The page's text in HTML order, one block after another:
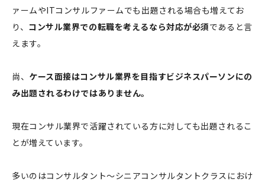
ァームやITコンサルファームでも出題される場合も増えてお
り、 コンサル業界での転職を考えるなら対応が必須であると言
えます。
尚、 ケース面接はコンサル業界を目指すビジネスパーソンにの
み出題されるわけではありません。
現在コンサル業界で活躍されている方に対しても出題されるこ
とが増えています。
多いのはコンサルタント～シニアコンサルタントクラスにおけ